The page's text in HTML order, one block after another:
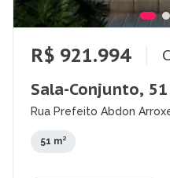
R$ 921.994
Sala-Conjunto, 51
Rua Prefeito Abdon
51 m²